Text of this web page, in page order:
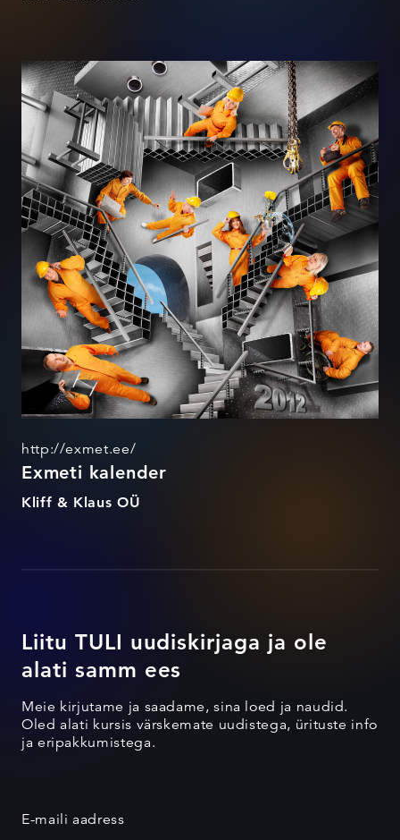
Exmeti kalender
http://exmet.ee/
Exmeti kalender
Kliff & Klaus OÜ
Liitu TULI uudiskirjaga ja ole
alati samm ees
Meie kirjutame ja saadame, sina loed ja naudid.
Oled alati kursis värskemate uudistega, ürituste info
ja eripakkumistega.
E-maili aadress